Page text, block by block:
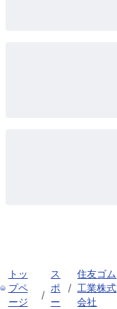
トッ
プペ
ージ
/
ス
ポ
ー
/
住友ゴム
工業株式
会社